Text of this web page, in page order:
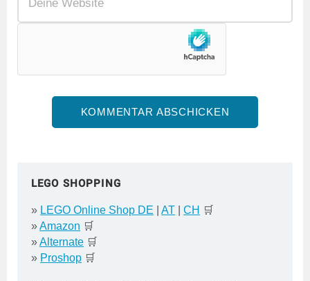
LEGO SHOPPING
» LEGO Online Shop DE AT CH 🛒
»Amazon 🛒
»Alternate 🛒
» Proshop 🛒